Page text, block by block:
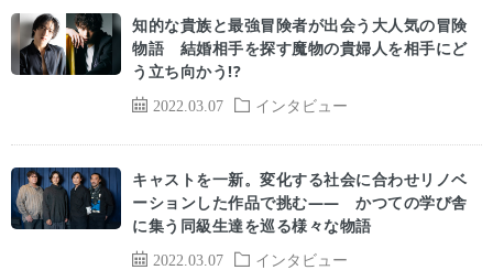
2022.03.07 インタビュー
知的な貴族と最強冒険者が出会う大人気の冒険
物語 結婚相手を探す魔物の貴婦人を相手にど
う立ち向かう!?
2022.03.07 インタビュー
キャストを一新。変化する社会に合わせリノベ
ーションした作品で挑む―― かつての学び舎
に集う同級生達を巡る様々な物語